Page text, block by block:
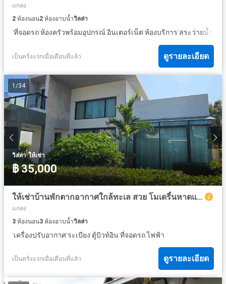
แกลง
2 ห้องนอน2 ห้องอาบน้ำวิลล่า
·ที่จอดรถ·ห้องครัวพร้อมอุปกรณ์·อินเตอร์เน็ต·ห้องบริการ·สระว่ายน้ำ
เป็นครั่งแรกเมื่อเดือนที่แล้ว ดูรายละเอียด
1 /34
วิลล่า·ให้เช่า
฿ 35,000
ให้เช่าบ้านพักตากอากาศใกล้ทะเล สวย โมเดริ์นหาดแม่รำพึงระยอง
แกลง
3 ห้องนอน3 ห้องอาบน้ำวิลล่า
·เครื่องปรับอากาศ·ระเบียง·ตู้บิวท์อิน·ที่จอดรถ·ไฟฟ้า
เป็นครั่งแรกเมื่อเดือนที่แล้ว ดูรายละเอียด